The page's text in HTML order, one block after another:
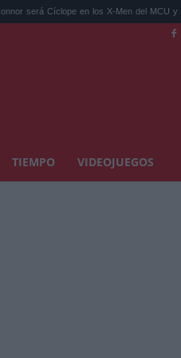
en los X-Men del MCU y Hea...
TIEMPO VIDEOJUEGOS